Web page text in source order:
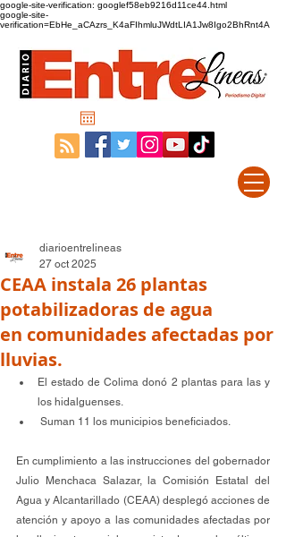
google-site-verification: googlef58eb9216d11ce44.html
google-site-
verification=EbHe_aCAzrs_K4aFIhmluJWdtLIA1Jw8Igo2BhRnt4A
CEAA instala 26 plantas
potabilizadoras de agua
en comunidades afectadas por
lluvias.
diarioentrelineas
27 oct 2025
El estado de Colima donó 2 plantas para las y
los hidalguenses.
Suman 11 los municipios beneficiados.
En cumplimiento a las instrucciones del gobernador
Julio Menchaca Salazar, la Comisión Estatal del
Agua y Alcantarillado (CEAA) desplegó acciones de
atención y apoyo a las comunidades afectadas por